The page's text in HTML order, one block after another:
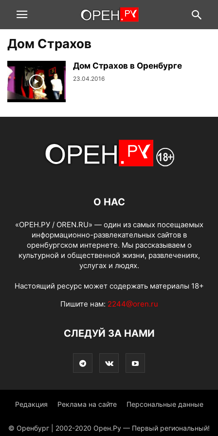
Дом Страхов
Дом Страхов в Оренбурге
23.04.2016
О НАС
«ОРЕН.РУ / OREN.RU» — один из самых посещаемых
информационно-развлекательных сайтов в
оренбургском интернете. Мы рассказываем о
культурной и общественной жизни, развлечениях,
услугах и людях.
Настоящий ресурс может содержать материалы 18+
Пишите нам: 2244@oren.ru
СЛЕДУЙ ЗА НАМИ
Редакция Реклама на сайте Персональные данные
© Оренбург | 2002-2020 Орен.Ру — Первый региональный!